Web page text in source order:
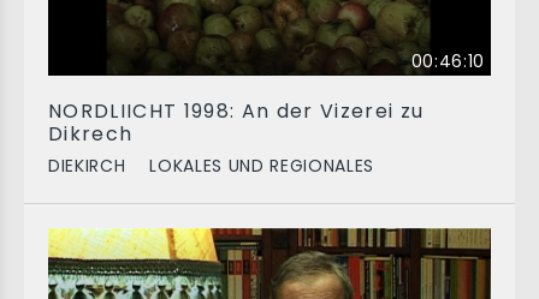
00:46:10
NORDLIICHT 1998: An der Vizerei zu
Dikrech
DIEKIRCH LOKALES UND REGIONALES